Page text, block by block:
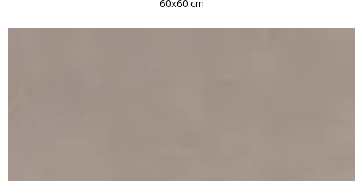
60x60 cm